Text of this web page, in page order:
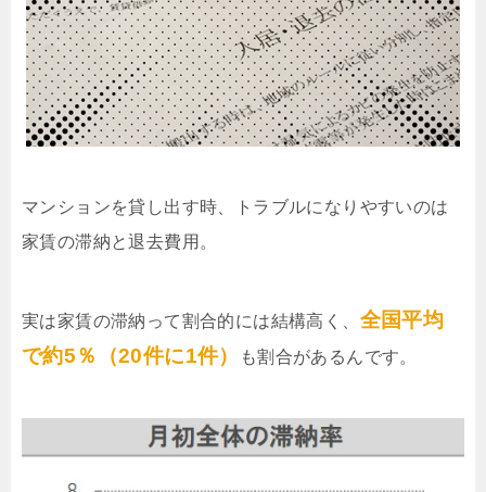
マンションを貸し出す時、トラブルになりやすいのは
家賃の滞納と退去費用。
実は家賃の滞納って割合的には結構高く、 全国平均
で約5％（20件に1件）
も割合があるんです。